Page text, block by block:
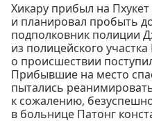
Хикару прибыл на
и планировал пробыть
подполковник полиции
из полицейского
о происшествии
Прибывшие на место
пытались
к сожалению,
в больнице Патонг